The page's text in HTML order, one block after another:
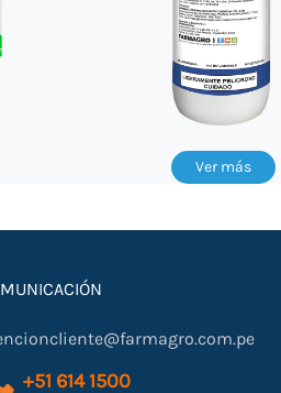
Ver más
+51 614 1500